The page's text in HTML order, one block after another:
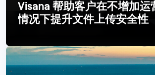
Visana 帮助客户在不增加运
情况下提升文件上传安全性
更多信息